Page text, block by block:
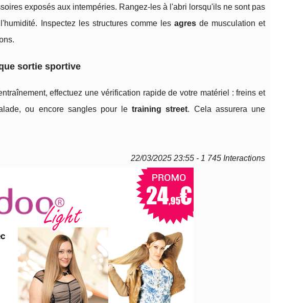
exposés aux intempéries. Rangez-les à l'abri lorsqu'ils ne sont pas
Inspectez les structures comme les agresde musculation et
sortie sportive
effectuez une vérification rapide de votre matériel : freins et
ou encore sangles pour letraining street. Cela assurera une
22/03/2025 23:55 - 1 745 Interactions